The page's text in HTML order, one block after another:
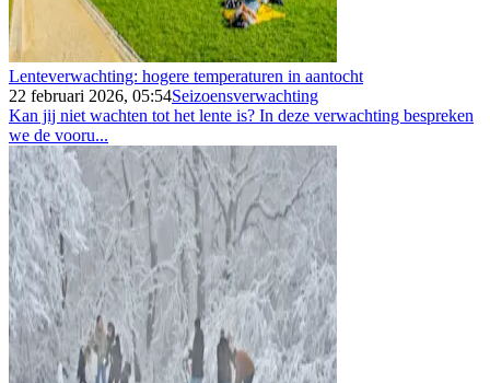
Lenteverwachting: hogere temperaturen in aantocht
22 februari 2026, 05:54Seizoensverwachting
Kan jij niet wachten tot het lente is? In deze verwachting bespreken
we de vooru...